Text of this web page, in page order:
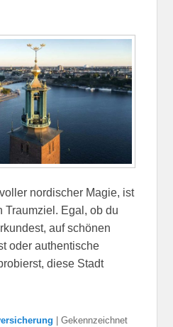
nordischer Magie, ist
Traumziel. Egal, ob du
auf schönen
oder authentische
diese Stadt
|Gekennzeichnet